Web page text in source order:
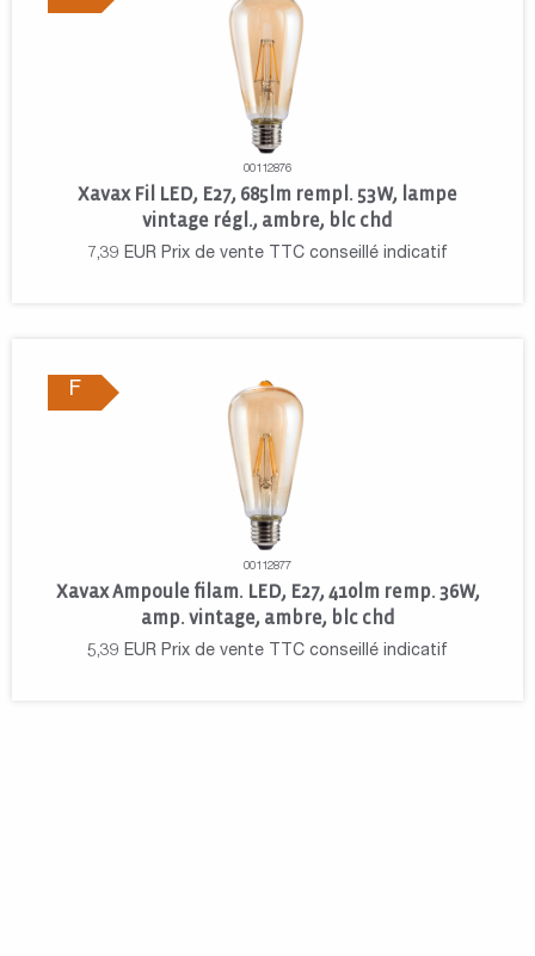
00112876
Xavax Fil LED, E27, 685lm rempl. 53W, lampe
vintage régl., ambre, blc chd
7,39 EUR Prix de vente TTC conseillé indicatif
F
00112877
Xavax Ampoule filam. LED, E27, 410lm remp. 36W,
amp. vintage, ambre, blc chd
5,39 EUR Prix de vente TTC conseillé indicatif